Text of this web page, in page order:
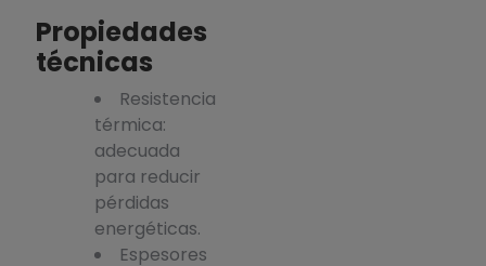
Propiedades
técnicas
Resistencia
térmica:
adecuada
para reducir
pérdidas
energéticas.
Espesores